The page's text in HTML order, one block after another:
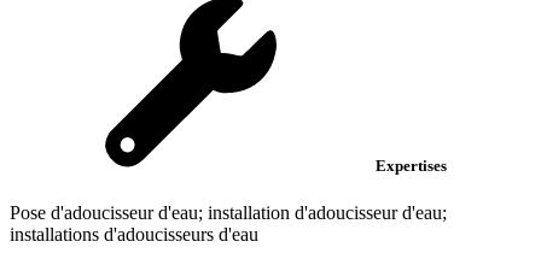
Expertises
Pose d'adoucisseur d'eau; installation d'adoucisseur d'eau;
installations d'adoucisseurs d'eau